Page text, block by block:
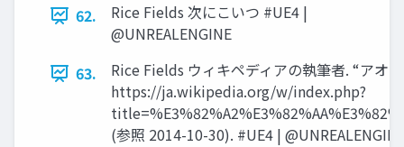
62.
Rice Fields 次にこいつ #UE4 |
@UNREALENGINE
63.
Rice Fields ウィキペディアの執筆者. “アオ
https://ja.wikipedia.org/w/index.php?
(参照 2014-10-30). #UE4 |